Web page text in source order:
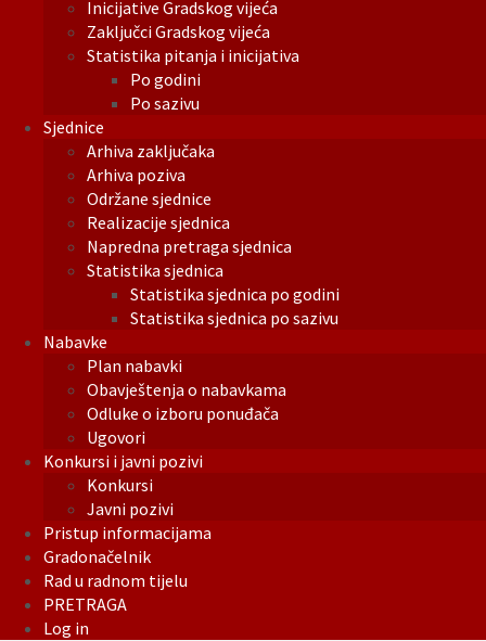
Inicijative Gradskog vijeća
Zaključci Gradskog vijeća
Statistika pitanja i inicijativa
Po godini
Po sazivu
Sjednice
Arhiva zaključaka
Arhiva poziva
Održane sjednice
Realizacije sjednica
Napredna pretraga sjednica
Statistika sjednica
Statistika sjednica po godini
Statistika sjednica po sazivu
Nabavke
Plan nabavki
Obavještenja o nabavkama
Odluke o izboru ponuđača
Ugovori
Konkursi i javni pozivi
Konkursi
Javni pozivi
Pristup informacijama
Gradonačelnik
Rad u radnom tijelu
PRETRAGA
Log in